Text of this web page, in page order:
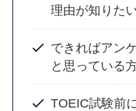
理由が知りた
できればアン
と思っている
TOEIC試験前